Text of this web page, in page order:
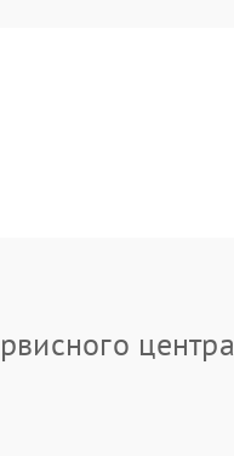
центра